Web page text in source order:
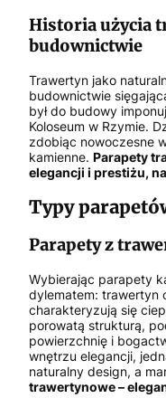
Historia użycia
budownictwie
Trawertyn jako
budownictwie
był do budowy
Koloseum w Rzymie.
zdobiąc nowoczesne
kamienne. Parapety
elegancji i prestiżu,
Typy
Parapety z
Wybierając parapety
dylematem: trawertyn
charakteryzują się
porowatą strukturą,
powierzchnię i
wnętrzu elegancji,
naturalny design, a
trawertynowe –